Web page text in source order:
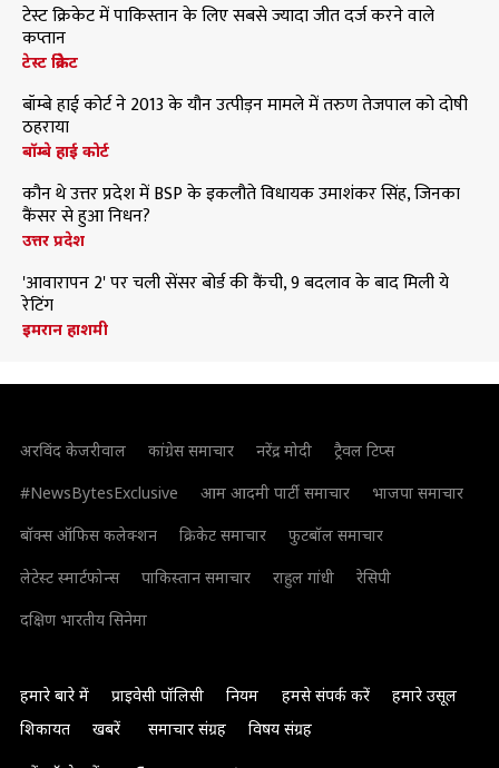
टेस्ट क्रिकेट में पाकिस्तान के लिए सबसे ज्यादा जीत दर्ज करने वाले
कप्तान
टेस्ट क्रिकेट
बॉम्बे हाई कोर्ट ने 2013 के यौन उत्पीड़न मामले में तरुण तेजपाल को दोषी
ठहराया
बॉम्बे हाई कोर्ट
कौन थे उत्तर प्रदेश में BSP के इकलौते विधायक उमाशंकर सिंह, जिनका
कैंसर से हुआ निधन?
उत्तर प्रदेश
'आवारापन 2' पर चली सेंसर बोर्ड की कैंची, 9 बदलाव के बाद मिली ये
रेटिंग
इमरान हाशमी
अरविंद केजरीवाल कांग्रेस समाचार नरेंद्र मोदी
ट्रैवल टिप्स
#NewsBytesExclusive
आम आदमी पार्टी समाचार
भाजपा समाचार
बॉक्स ऑफिस कलेक्शन
क्रिकेट समाचार
फुटबॉल समाचार
लेटेस्ट स्मार्टफोन्स
पाकिस्तान समाचार राहुल गांधी
रेसिपी
दक्षिण भारतीय सिनेमा
हमारे बारे में प्राइवेसी पॉलिसी नियम हमसे संपर्क करें
हमारे उसूल
शिकायत
खबरें समाचार संग्रह विषय संग्रह